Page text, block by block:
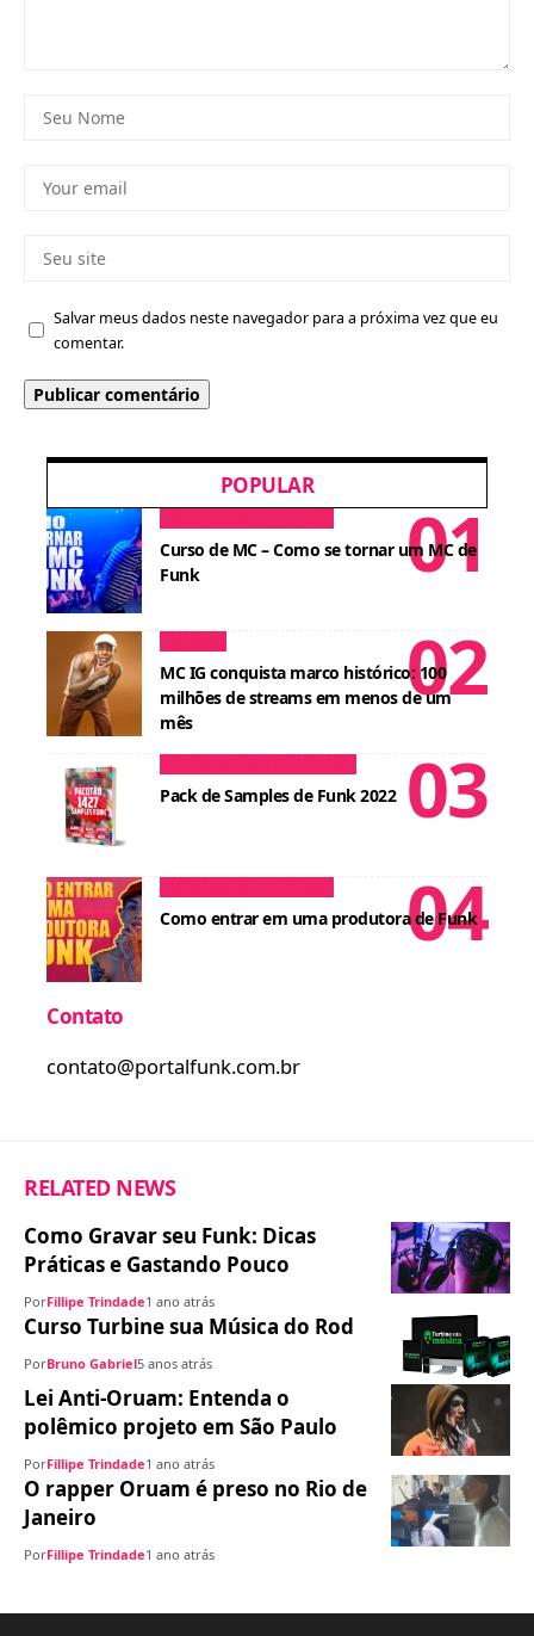
Salvar meus dados neste navegador para a próxima vez que eu
comentar.
POPULAR
Curso de MC – Como se tornar um MC de
Funk
MC IG conquista marco histórico: 100
milhões de streams em menos de um
mês
Pack de Samples de Funk 2022
Como entrar em uma produtora de Funk
Contato
contato@portalfunk.com.br
RELATED NEWS
Como Gravar seu Funk: Dicas
Práticas e Gastando Pouco
PorFillipe Trindade1 ano atrás
Curso Turbine sua Música do Rod
PorBruno Gabriel5 anos atrás
Lei Anti-Oruam: Entenda o
polêmico projeto em São Paulo
PorFillipe Trindade1 ano atrás
O rapper Oruam é preso no Rio de
Janeiro
PorFillipe Trindade1 ano atrás